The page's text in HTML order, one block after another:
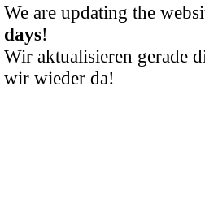
We are updating the
days!
Wir aktualisieren gerade
wir wieder da!